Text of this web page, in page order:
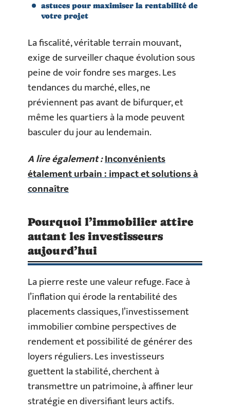
astuces pour maximiser la rentabilité de
votre projet
La fiscalité, véritable terrain mouvant,
exige de surveiller chaque évolution sous
peine de voir fondre ses marges. Les
tendances du marché, elles, ne
préviennent pas avant de bifurquer, et
même les quartiers à la mode peuvent
basculer du jour au lendemain.
A lire également :Inconvénients
étalement urbain : impact et solutions à
connaître
Pourquoi l’immobilier attire
autant les investisseurs
aujourd’hui
La pierre reste une valeur refuge. Face à
l’inflation qui érode la rentabilité des
placements classiques, l’investissement
immobilier combine perspectives de
rendement et possibilité de générer des
loyers réguliers. Les investisseurs
guettent la stabilité, cherchent à
transmettre un patrimoine, à affiner leur
stratégie en diversifiant leurs actifs.